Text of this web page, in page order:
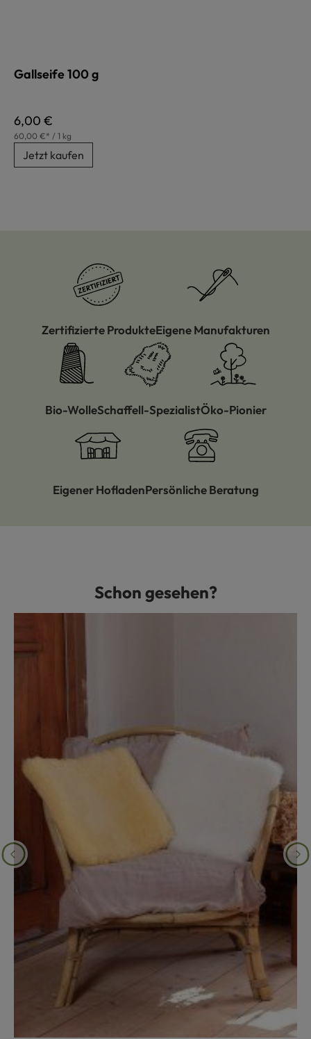
Gallseife 100 g
Regulärer Preis:
6,00 €
60,00 €* / 1 kg
Jetzt kaufen
Zertifizierte ProdukteEigene Manufakturen
Bio-WolleSchaffell-SpezialistÖko-Pionier
Eigener HofladenPersönliche Beratung
Produktgalerie überspringenSchon gesehen?